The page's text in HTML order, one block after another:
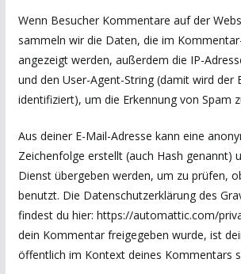
Wenn Besucher Kommentare auf der
sammeln wir die Daten, die im
angezeigt werden, außerdem die IP-
und den User-Agent-String (damit wird der
identifiziert), um die Erkennung von Spam
Aus deiner E-Mail-Adresse kann eine
Zeichenfolge erstellt (auch Hash genannt)
Dienst übergeben werden, um zu prüfen,
benutzt. Die Datenschutzerklärung des
findest du hier: https://automattic.com/
dein Kommentar freigegeben wurde, ist
öffentlich im Kontext deines Kommentars